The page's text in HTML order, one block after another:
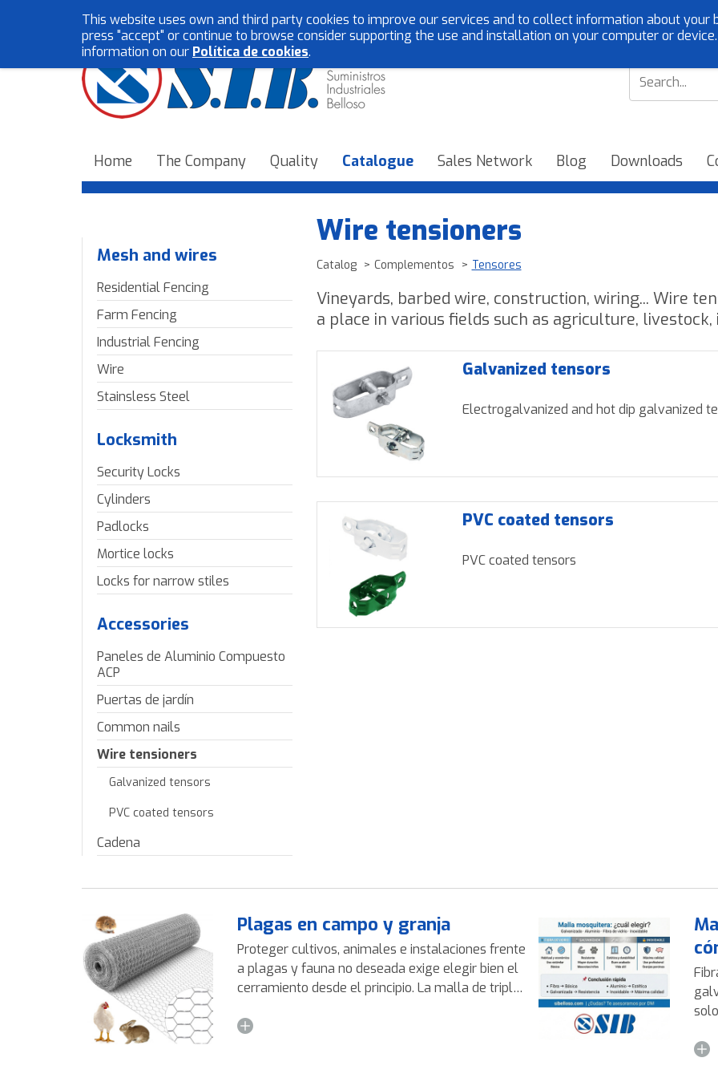
Customer service:
EN
Home The Company Quality Catalogue Sales Network Blog Downloads
Mesh and wires
Residential Fencing
Farm Fencing
Industrial Fencing
Wire
Stainsless Steel
Locksmith
Security Locks
Cylinders
Padlocks
Mortice locks
Locks for narrow stiles
Accessories
Paneles de Aluminio Compuesto
ACP
Puertas de jardín
Common nails
Wire tensioners
Galvanized tensors
PVC coated tensors
Cadena
Wire tensioners
Catalog Complementos Tensores
Vineyards, barbed wire, construction, wiring... Wire
a place in various fields such as agriculture,
Galvanized tensors
Electrogalvanized and hot dip galvanized
PVC coated tensors
PVC coated tensors
Plagas en campo y granja
Proteger cultivos, animales e instalaciones frente
a plagas y fauna no deseada exige elegir bien el
cerramiento desde el principio. La malla de triple
o gallinera según su aplicación, es una solución
galvanizado
si
This website uses own and third party cookies to improve our services and to collect information about your
press "accept" or continue to browse consider supporting the use and installation on your computer or
information on our Política de cookies.